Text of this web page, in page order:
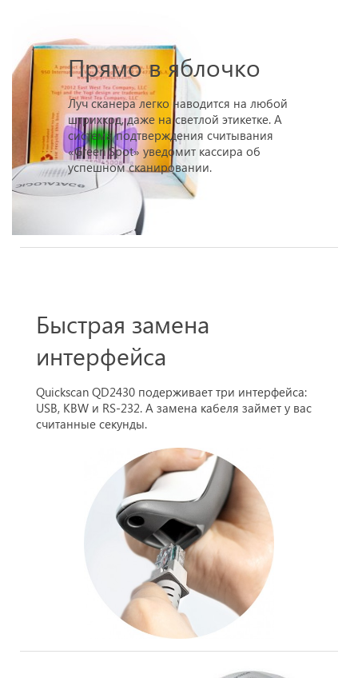
Прямо в яблочко
Луч сканера легко наводится на любой
штрихкод, даже на светлой этикетке. А
система подтверждения считывания
«Green Spot» уведомит кассира об
успешном сканировании.
Быстрая замена
интерфейса
Quickscan QD2430 подерживает три интерфейса:
USB, KBW и RS-232. А замена кабеля займет у вас
считанные секунды.